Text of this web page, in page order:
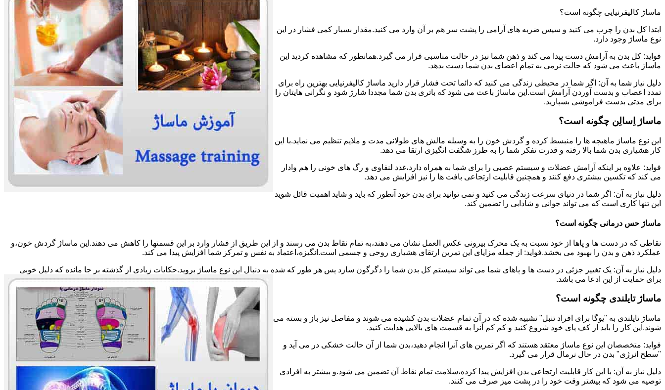
ماساژ کالیفرنیایی چگونه است؟
ابتدا کل بدن را چرب می کنید و سپس ضربه های آرامی را پشت سر هم بر آن وارد می کنید.مقدار بسیار کمی فشار در این
نوع ماساژ وجود دارد.
فواید: کل بدن به آرامش دست پیدا می کند و ذهن شما نیز در حالت مناسبی قرار می گیرد.همانطور که مشاهده کردید این
ماساژ باعث می شود که حالت نرمی به تمام اعضای بدن شما دست بدهد.
دلیل نیاز شما به آن: اگر شما در محیطی زندگی می کنید که دائما تحت فشار قرار دارید ماساژ کالیفرنیایی بهترین راه برای
تمدد اعصاب و بدست آوردن آرامش است.این ماساژ باعث می شود که باتری بدن شما مجددا شارژ شود و نگرانی هایتان را
برای مدتی بدست فراموشی بسپارید.
ماساژ اِسالِن چگونه است؟
این نوع ماساژ ماهیچه ها را منبسط کرده و گردش خون را به وسیله مالش های طولانی مدت و ملایم تنظیم می نماید.با این
کار هشیاری بدن شما بالا رفته و قدرت تفکر شما را به طرز شگفت انگیزی ارتقا می دهد.
فواید: علاوه بر اینکه آرامش عضلات و سیستم عصبی را برای شما به همراه دارد،غدد لنفاوی و رگ های خونی را هم وادار
می کند که تکسین بیشتری دفع کنند و همچنین قابلیت ارتجاعی بافت ها را نیز افزایش می دهد.
دلیل نیاز به آن: اگر شما در دنیای سرعت زندگی می کنید و نمی توانید برای بدن خود آنطور که باید و شاید اهمیت قائل شوید
این تنها کاری است که می تواند جوانی و شادابی را تضمین کند.
ماساژ حس درمانی چگونه است؟
نقاطی که در دست ها و پاها از خود نسبت به یک محرک بیرونی عکس العمل نشان می دهند،به تمام نقاط بدن می رسند و از این طریق از فشار وارد بر این قسمتها را کاهش می دهند.این ماساژ گردش خون،و
عملکرد ذهن و بدن را بهبود می بخشد.فواید: از جمله مزایای این تمرین ارتقای هشیاری روحی و جسمی است.انگیزه،اعتماد به نفس و تمرکز شما افزایش پیدا می کند.
دلیل نیاز به آن: یک تغییر جزئی در دست ها و پاهای شما می تواند سیستم کل بدن شما را دگرگون سازد پس هر طور که شده به دنبال این نوع ماساژ بروید.حکایات زیادی از گذشته بر جا مانده که دلیل خوبی
برای حمایت از این ادعا می باشد.
ماساژ تایلندی چگونه است؟
ماساژ تایلندی به "یوگا برای افراد تنبل" تشبیه شده که در آن تمام عضلات بدن کشیده می شوند و مفاصل نیز باز و بسته می
شوند.این کار را باید از کف پای خود شروع کنید و کم کم آنرا به قسمت های بالایی هدایت کنید.
فواید: متخصصان این نوع ماساژ معتقد هستند که اگر تمرین های آنرا انجام دهید،بدن شما از آن حالت خشکی در می آید و
"سطح انرژی" بدن در حال نرمال قرار می گیرد.
دلیل نیاز به آن: با این کار قابلیت ارتجاعی بدن افزایش پیدا کرده،سلامت تمام نقاط آن تضمین می شود.و بیشتر به افرادی
توصیه می شود که بیشتر وقت خود را در پشت میز صرف می کنند.